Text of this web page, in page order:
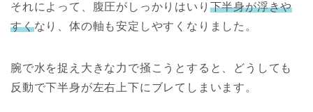
それによって、腹圧がしっかりはいり 下半身が浮きや
すくなり、体の軸も安定しやすくなりました。
腕で水を捉え大きな力で掻こうとすると、どうしても
反動で下半身が左右上下にブレてしまいます。